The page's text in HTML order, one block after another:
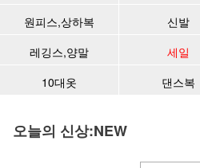
원피스,상하복
신발
레깅스,양말
세일
10대옷
댄스복
오늘의 신상:NEW